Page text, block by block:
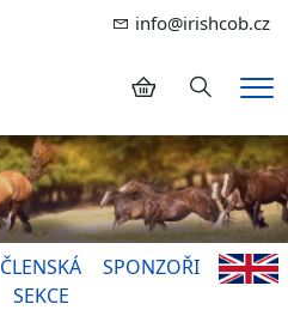
info@irishcob.cz
Hledání
ČLENSKÁ
SEKCE
SPONZOŘI